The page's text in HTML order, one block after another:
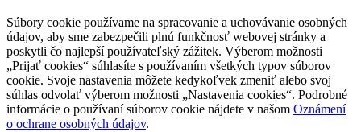
Súbory cookie používame na spracovanie a uchovávanie osobných
údajov, aby sme zabezpečili plnú funkčnosť webovej stránky a
poskytli čo najlepší používateľský zážitek. Výberom možnosti
„Prijať cookies“ súhlasíte s používaním všetkých typov súborov
cookie. Svoje nastavenia môžete kedykoľvek zmeniť alebo svoj
súhlas odvolať výberom možnosti „Nastavenia cookies“. Podrobné
informácie o používaní súborov cookie nájdete v našom Oznámení
o ochrane osobných údajov.